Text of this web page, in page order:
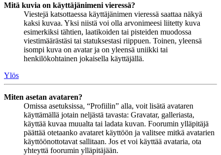
Mitä kuvia on käyttäjänimeni vieressä?
Viestejä katsottaessa käyttäjänimen vieressä saattaa näkyä
kaksi kuvaa. Yksi niistä voi olla arvonimeesi liitetty kuva
esimerkiksi tähtien, laatikoiden tai pisteiden muodossa
viestimäärästäsi tai statuksestasi riippuen. Toinen, yleensä
isompi kuva on avatar ja on yleensä uniikki tai
henkilökohtainen jokaisella käyttäjällä.
Ylös
Miten asetan avataren?
Omissa asetuksissa, “Profiilin” alla, voit lisätä avataren
käyttämällä jotain neljästä tavasta: Gravatar, galleriasta,
käyttää kuvaa muualta tai ladata kuvan. Foorumin ylläpitäjä
päättää otetaanko avataret käyttöön ja valitsee mitkä avatarien
käyttöönottotavat sallitaan. Jos et voi käyttää avataria, ota
yhteyttä foorumin ylläpitäjään.